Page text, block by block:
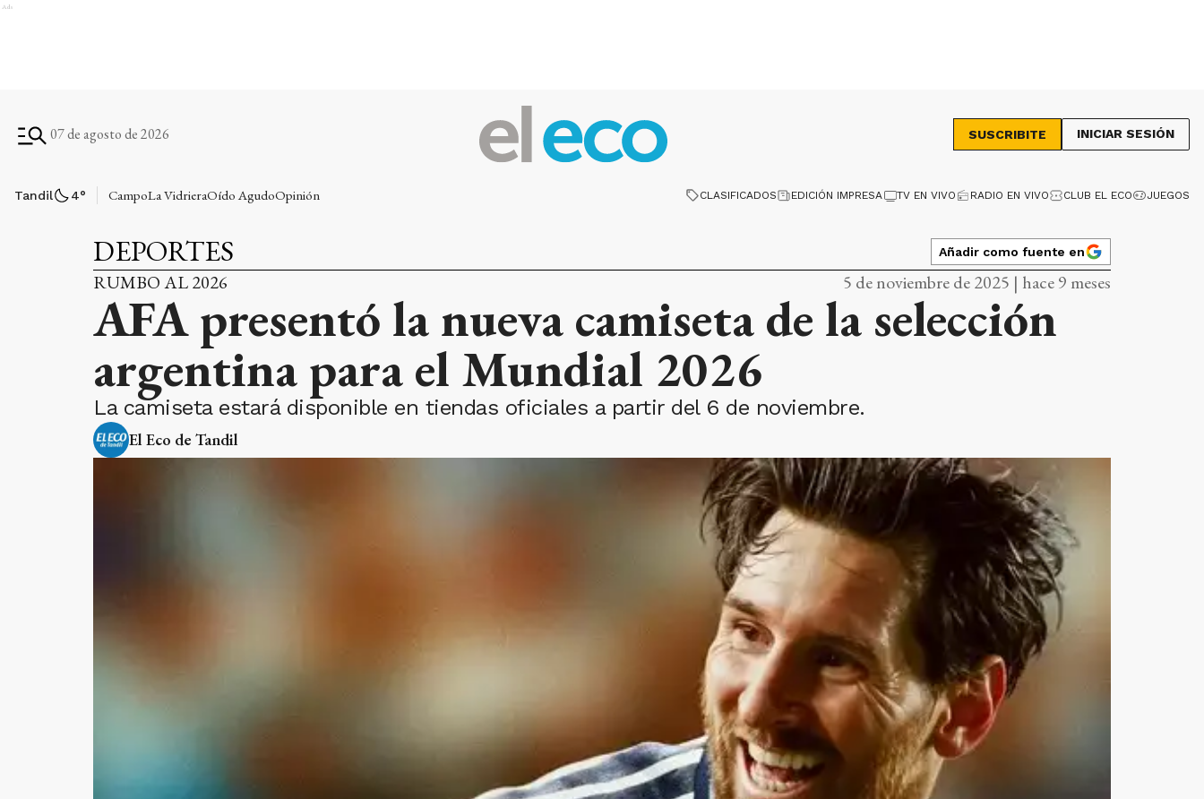
Ads
07 de agosto de 2026 SUSCRIBITE INICIAR SESIÓN
Tandil 4° CampoLa VidrieraOído AgudoOpinión CLASIFICADOS EDICIÓN IMPRESA TV EN VIVO RADIO EN VIVO CLUB EL ECO JUEGOS
DEPORTES Añadir como fuente en
RUMBO AL 2026 5 de noviembre de 2025 | hace 9 meses
AFA presentó la nueva camiseta de la selección
argentina para el Mundial 2026
La camiseta estará disponible en tiendas oficiales a partir del 6 de noviembre.
El Eco de Tandil